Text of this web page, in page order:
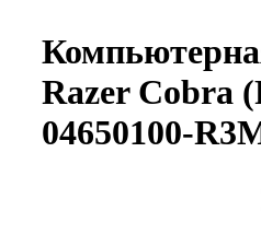
Razer Cobra
04650100-